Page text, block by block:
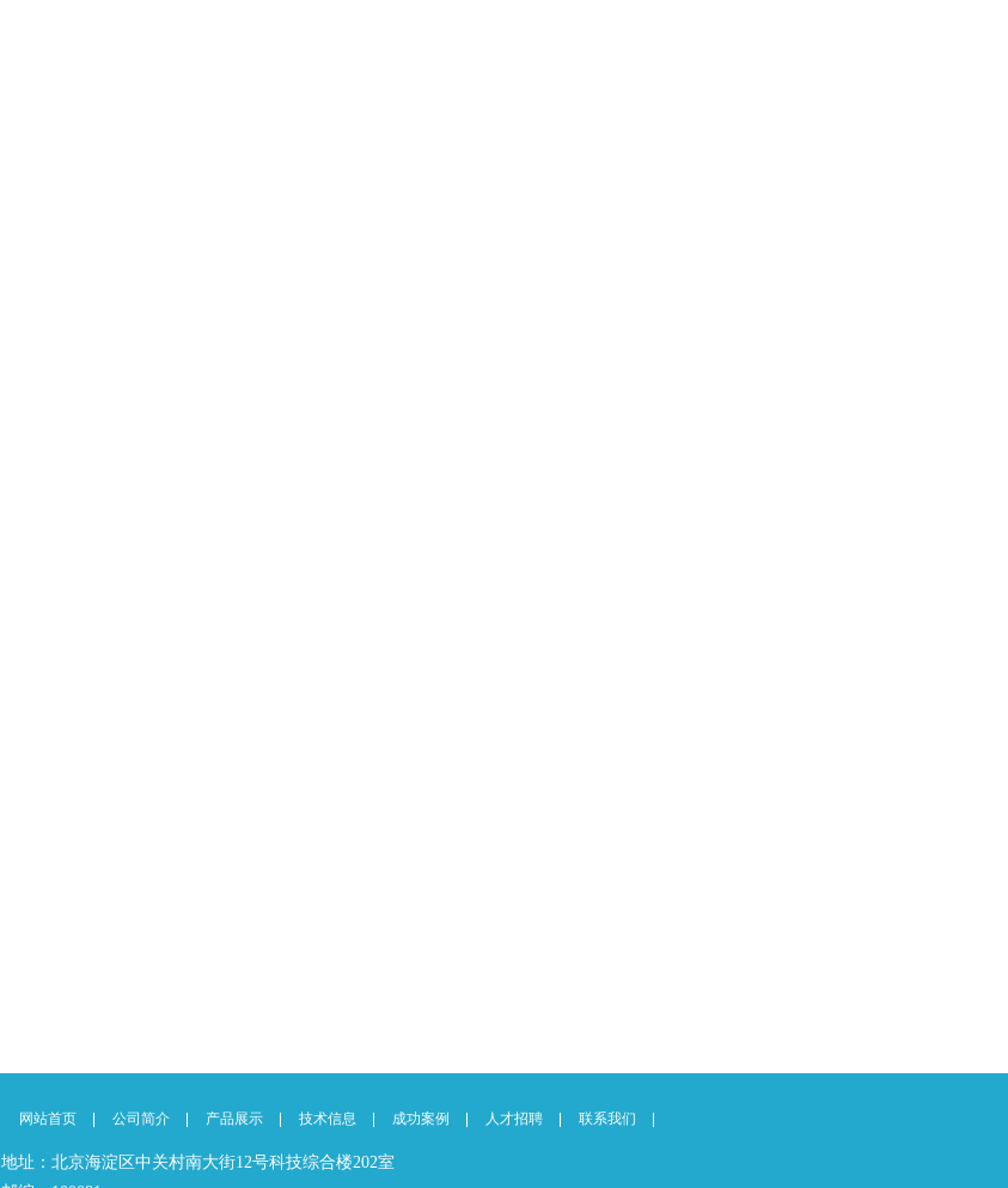
网站首页 公司简介 产品展示 技术信息 成功案例 人才招聘 联系我们
地址：北京海淀区中关村南大街12号科技综合楼202室